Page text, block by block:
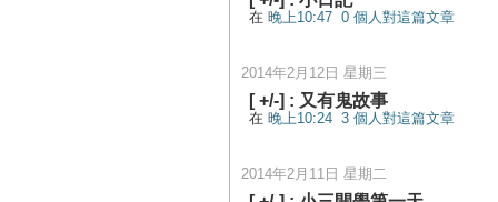
在 晚上10:47 0 個人對這篇文章
2014年2月12日 星期三
[+/-] : 又有鬼故事
在 晚上10:24 3 個人對這篇文章
2014年2月11日 星期二